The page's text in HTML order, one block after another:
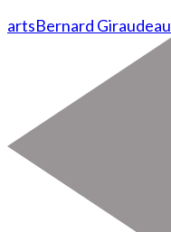
artsBernard Giraudeau